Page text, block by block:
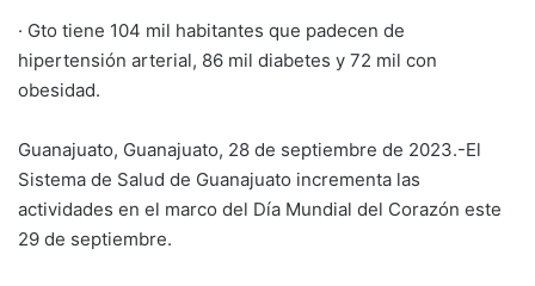
· Gto tiene 104 mil habitantes que padecen de
hipertensión arterial, 86 mil diabetes y 72 mil con
obesidad.
Guanajuato, Guanajuato, 28 de septiembre de 2023.-El
Sistema de Salud de Guanajuato incrementa las
actividades en el marco del Día Mundial del Corazón este
29 de septiembre.